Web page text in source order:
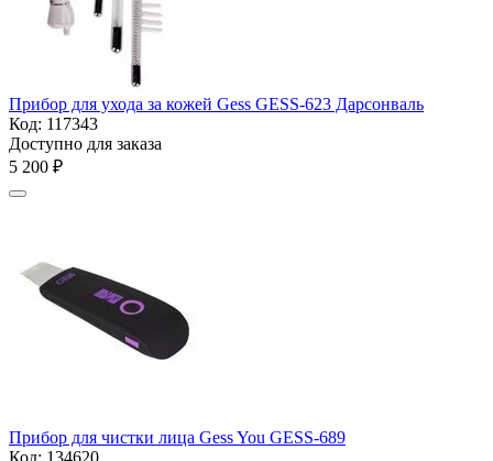
Прибор для ухода за кожей Gess GESS-623 Дарсонваль
Код: 117343
Доступно для заказа
5 200 ₽
Прибор для чистки лица Gess You GESS-689
Код: 134620